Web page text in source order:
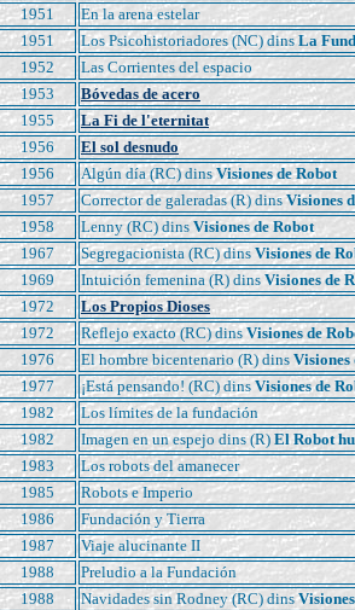
1951
En la arena estelar
1951
Los Psicohistoriadores (NC) dinsLa
1952
Las Corrientes del espacio
1953
Bóvedas de acero
1955
La Fi de l'eternitat
1956
El sol desnudo
1956
Algún día (RC) dinsVisiones de Robot
1957
Corrector de galeradas (R) dinsVisiones
1958
Lenny (RC) dins Visiones de Robot
1967
Segregacionista (RC) dins Visiones de
1969
Intuición femenina (R) dins Visiones de
1972
Los Propios Dioses
1972
Reflejo exacto (RC) dins Visiones de
1976
El hombre bicentenario (R) dins Visiones
1977
¡Está pensando! (RC) dins Visiones de
1982
Los límites de la fundación
1982
Imagen en un espejo dins (R) El Robot
1983
Los robots del amanecer
1985
Robots e Imperio
1986
Fundación y Tierra
1987
Viaje alucinante II
1988
Preludio a la Fundación
1988
Navidades sin Rodney (RC) dins